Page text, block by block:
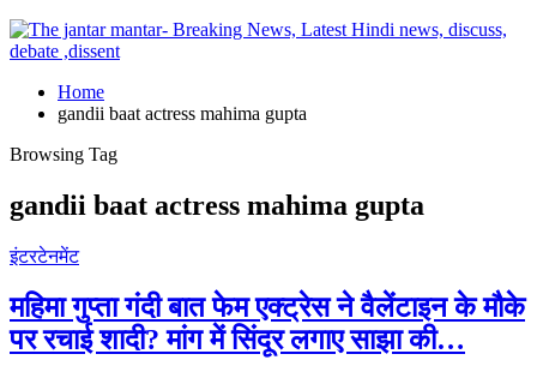
Home
gandii baat actress mahima gupta
Browsing Tag
gandii baat actress mahima gupta
इंटरटेनमेंट
महिमा गुप्ता गंदी बात फेम एक्ट्रेस ने वैलेंटाइन के मौके
पर रचाई शादी? मांग में सिंदूर लगाए साझा की…